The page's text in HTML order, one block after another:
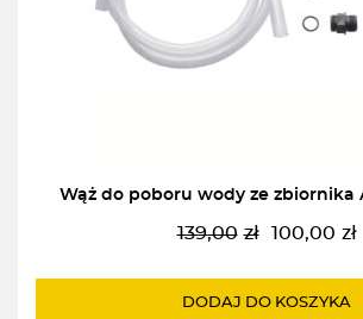
Wąż do poboru wody ze zbiornika
139,00 zł
Pierwotna
wynosiła:
100,00 zł
Aktualna
wynosi:
DODAJ DO KOSZYKA